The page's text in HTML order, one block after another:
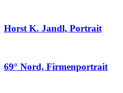
Horst K. Jandl, Portrait
69° Nord, Firmenportrait